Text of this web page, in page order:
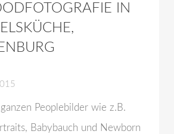
IN
Peoplebilder wie z.B.
Babybauch und Newborn